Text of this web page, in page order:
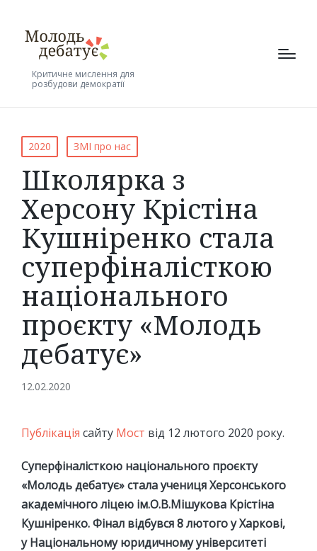
Критичне мислення для
розбудови демократії
Posted
in
2020 ЗМІ про нас
Школярка з
Херсону Крістіна
Кушніренко стала
суперфіналісткою
національного
проєкту «Молодь
дебатує»
12.02.2020
Публікація сайту Мост від 12 лютого 2020 року.
Суперфіналісткою національного проєкту
«Молодь дебатує» стала учениця Херсонського
академічного ліцею ім.О.В.Мішукова Крістіна
Кушніренко. Фінал відбувся 8 лютого у Харкові,
у Національному юридичному університеті